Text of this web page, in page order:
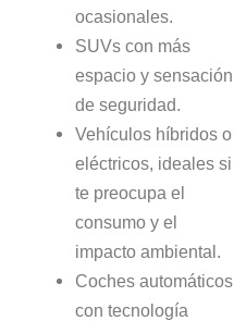
ocasionales.
SUVs con más
espacio y sensación
de seguridad.
Vehículos híbridos o
eléctricos, ideales si
te preocupa el
consumo y el
impacto ambiental.
Coches automáticos
con tecnología